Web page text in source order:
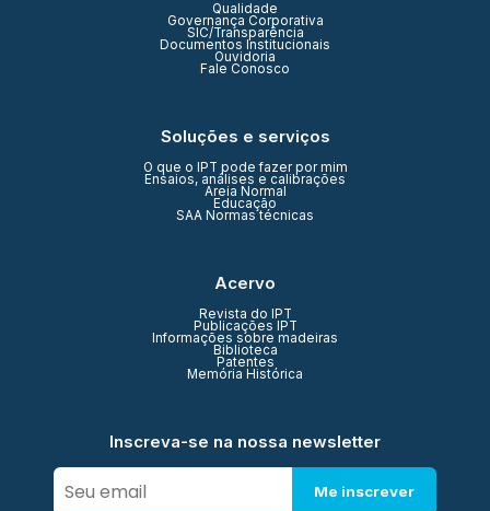
Qualidade
Governança Corporativa
SIC/Transparência
Documentos Institucionais
Ouvidoria
Fale Conosco
Soluções e serviços
O que o IPT pode fazer por mim
Ensaios, análises e calibrações
Areia Normal
Educação
SAA Normas técnicas
Acervo
Revista do IPT
Publicações IPT
Informações sobre madeiras
Biblioteca
Patentes
Memória Histórica
Inscreva-se na nossa newsletter
Me inscrever